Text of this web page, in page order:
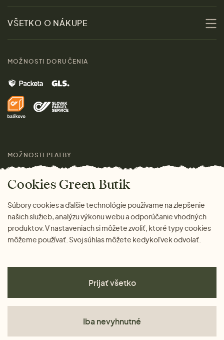
Udržateľnosť
Kontakt
Značky
Pre médiá
Zľavy
Ženy
Muži
Domov
Darčeky
VŠETKO O NÁKUPE
Doprava a platba
MOŽNOSTI DORUČENIA
MOŽNOSTI PLATBY
Cookies Green Butik
Súbory cookies a ďalšie technológie používame na zlepšenie
našich služieb, analýzu výkonu webu a odporúčanie vhodných
produktov. V nastaveniach si môžete zvoliť, ktoré typy cookies
môžeme používať. Svoj súhlas môžete kedykoľvek odvolať.
Prijať všetko
Iba nevyhnutné